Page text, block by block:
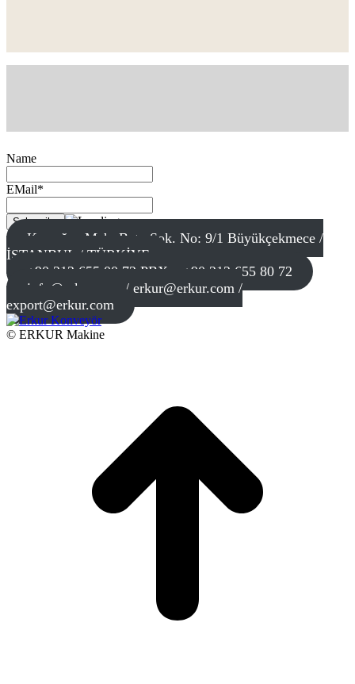
Name
EMail*
Karaağaç Mah. Batu Sok. No: 9/1 Büyükçekmece /
İSTANBUL / TÜRKİYE
+90 212 655 00 72 PBX – +90 212 655 80 72
info@erkur.com / erkur@erkur.com /
export@erkur.com
© ERKUR Makine